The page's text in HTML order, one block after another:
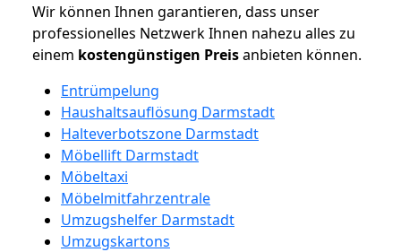
Wir können Ihnen garantieren, dass unser
professionelles Netzwerk Ihnen nahezu alles zu
einem kostengünstigen Preisanbieten können.
Entrümpelung
Haushaltsauflösung Darmstadt
Halteverbotszone Darmstadt
Möbellift Darmstadt
Möbeltaxi
Möbelmitfahrzentrale
Umzugshelfer Darmstadt
Umzugskartons